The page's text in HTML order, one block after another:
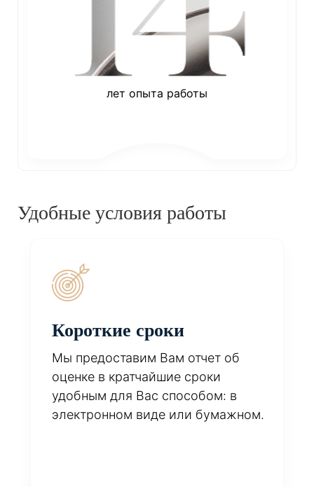
лет опыта работы
Удобные условия работы
Короткие сроки
Мы предоставим Вам отчет об
оценке в кратчайшие сроки
удобным для Вас способом: в
электронном виде или бумажном.